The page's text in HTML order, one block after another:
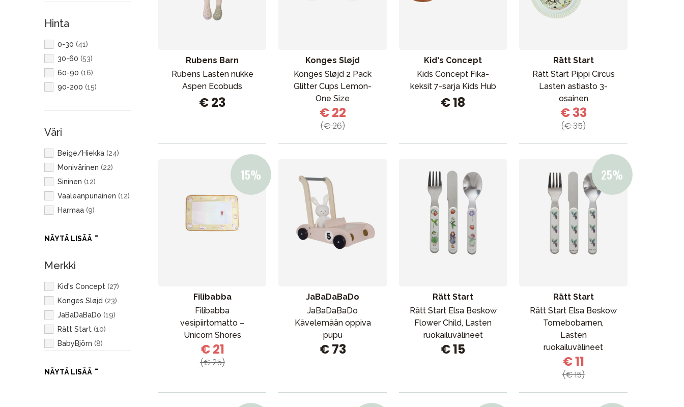
Hinta
0-30 (41)
30-60 (53)
60-90 (16)
90-200 (15)
Väri
Beige/Hiekka (24)
Monivärinen (22)
Sininen (12)
Vaaleanpunainen (12)
Harmaa (9)
Vihreä(7)
Punainen
NÄYTÄ LISÄÄ
Merkki
Kid's Concept (27)
Konges Sløjd (23)
JaBaDaBaDo (19)
Rätt Start (10)
BabyBjörn (8)
Filibabba( 6)
NÄYTÄ LISÄÄ
Rubens Barn
Rubens Lasten nukke
Aspen Ecobuds
€ 23
Konges Sløjd
Konges Sløjd 2 Pack
Glitter Cups Lemon-
One Size
€ 22
(€ 26)
Kid's Concept
Kids Concept Fika-
keksit 7-sarja Kids Hub
€ 18
Rätt Start
Rätt Start Pippi Circus
Lasten astiasto 3-
osainen
€ 33
(€ 35)
Filibabba
Filibabba
vesipiirtomatto –
Unicorn Shores
€ 21
(€ 25)
JaBaDaBaDo
JaBaDaBaDo
Kävelemään oppiva
pupu
€ 73
Rätt Start
Rätt Start Elsa Beskow
Flower Child, Lasten
ruokailuvälineet
€ 15
Rätt Start
Rätt Start Elsa Beskow
Tomebobarnen,
Lasten
ruokailuvälineet
€ 11
(€ 15)